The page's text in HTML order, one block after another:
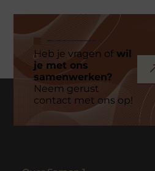
Heb je vragen ofwil
je met ons
samenwerken?
Neem gerust
contact met ons op!